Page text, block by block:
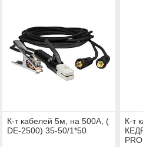
К-т кабелей 5м, на 500А, (
DE-2500) 35-50/1*50
К-т